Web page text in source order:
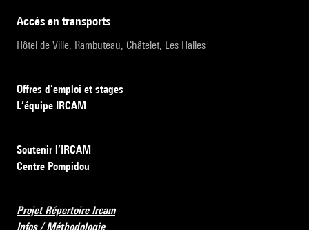
accès en transports
Hôtel de Ville, Rambuteau, Châtelet, Les Halles
Offres d’emploi et stages
L’équipe IRCAM
Soutenir l’IRCAM
Centre Pompidou
Projet Répertoire Ircam
Infos / Méthodologie